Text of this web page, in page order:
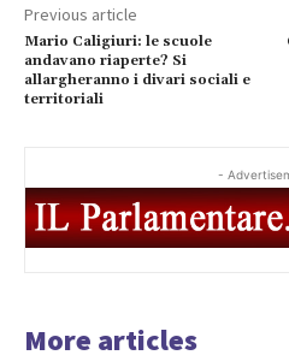
Previous article
Mario Caligiuri: le scuole
andavano riaperte? Si
allargheranno i divari sociali e
territoriali
-
More articles